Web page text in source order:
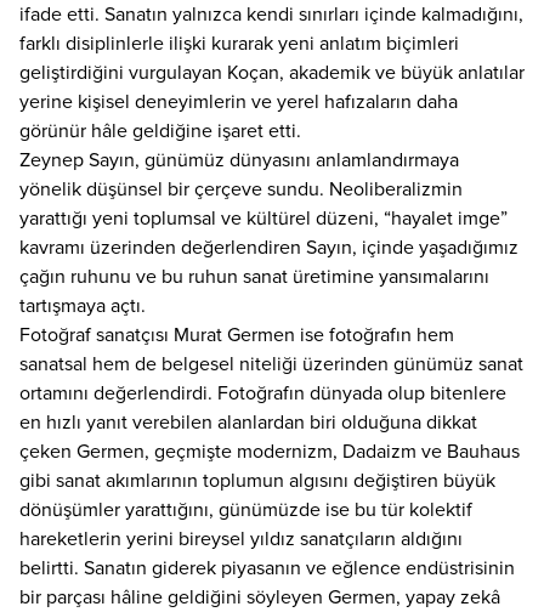
ifade etti. Sanatın yalnızca kendi sınırları içinde kalmadığını,
farklı disiplinlerle ilişki kurarak yeni anlatım biçimleri
geliştirdiğini vurgulayan Koçan, akademik ve büyük anlatılar
yerine kişisel deneyimlerin ve yerel hafızaların daha
görünür hâle geldiğine işaret etti.
Zeynep Sayın, günümüz dünyasını anlamlandırmaya
yönelik düşünsel bir çerçeve sundu. Neoliberalizmin
yarattığı yeni toplumsal ve kültürel düzeni, “hayalet imge”
kavramı üzerinden değerlendiren Sayın, içinde yaşadığımız
çağın ruhunu ve bu ruhun sanat üretimine yansımalarını
tartışmaya açtı.
Fotoğraf sanatçısı Murat Germen ise fotoğrafın hem
sanatsal hem de belgesel niteliği üzerinden günümüz sanat
ortamını değerlendirdi. Fotoğrafın dünyada olup bitenlere
en hızlı yanıt verebilen alanlardan biri olduğuna dikkat
çeken Germen, geçmişte modernizm, Dadaizm ve Bauhaus
gibi sanat akımlarının toplumun algısını değiştiren büyük
dönüşümler yarattığını, günümüzde ise bu tür kolektif
hareketlerin yerini bireysel yıldız sanatçıların aldığını
belirtti. Sanatın giderek piyasanın ve eğlence endüstrisinin
bir parçası hâline geldiğini söyleyen Germen, yapay zekâ